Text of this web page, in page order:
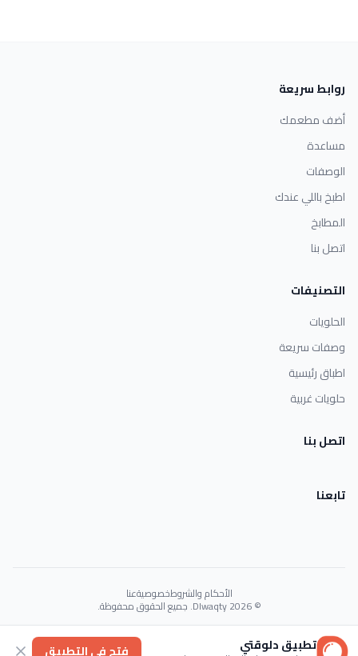
روابط سريعة
أضف مطعمك
مساعدة
الوصفات
اطبخ باللي عندك
المطابخ
اتصل بنا
التصنيفات
الحلويات
وصفات سريعة
اطباق رئيسية
حلويات غربية
اتصل بنا
تابعنا
الأحكام والشروطخصوصيةعنا
© 2026 Dlwaqty. جميع الحقوق محفوظة.
Powered byGAIT
تطبيق دلوقتي فتح في التطبيق